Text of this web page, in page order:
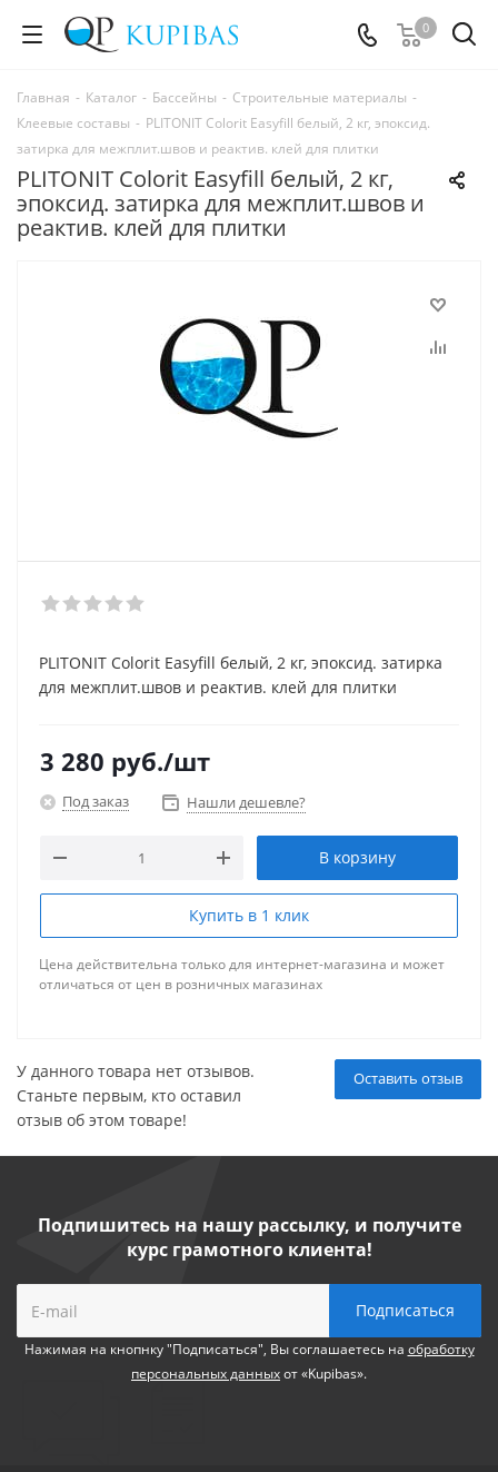
0
Главная - Каталог - Бассейны - Строительные материалы -
Клеевые составы - PLITONIT Colorit Easyfill белый, 2 кг, эпоксид.
затирка для межплит.швов и реактив. клей для плитки
PLITONIT Colorit Easyfill белый, 2 кг,
эпоксид. затирка для межплит.швов и
реактив. клей для плитки
PLITONIT Colorit Easyfill белый, 2 кг, эпоксид. затирка
для межплит.швов и реактив. клей для плитки
3 280 руб./шт
Под заказ Нашли дешевле?
В корзину
Купить в 1 клик
Цена действительна только для интернет-магазина и может
отличаться от цен в розничных магазинах
Оставить отзыв
У данного товара нет отзывов.
Станьте первым, кто оставил
отзыв об этом товаре!
Подпишитесь на нашу рассылку, и получите
курс грамотного клиента!
Нажимая на кнопнку "Подписаться", Вы соглашаетесь на обработку
персональных данныхот «Kupibas».